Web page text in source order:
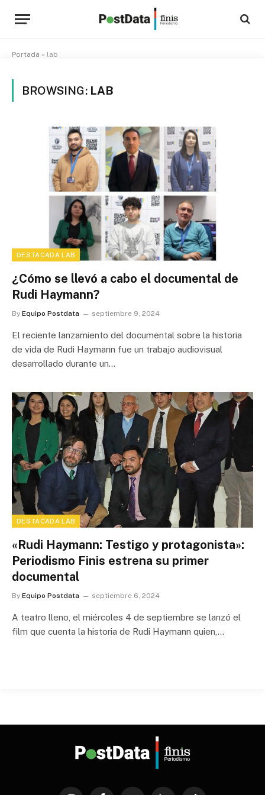
Portada » lab
BROWSING: LAB
DESTACADA LAB
¿Cómo se llevó a cabo el documental de
Rudi Haymann?
By Equipo Postdata septiembre 9, 2024
El reciente lanzamiento del documental sobre la historia
de vida de Rudi Haymann fue un trabajo audiovisual
desarrollado durante un…
DESTACADA LAB
«Rudi Haymann: Testigo y protagonista»:
Periodismo Finis estrena su primer
documental
By Equipo Postdata septiembre 6, 2024
A teatro lleno, el miércoles 4 de septiembre se lanzó el
film que cuenta la historia de Rudi Haymann quien,…